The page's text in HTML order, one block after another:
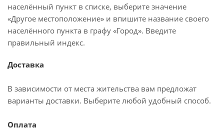
населённый пункт в списке, выберите значение
«Другое местоположение» и впишите название своего
населённого пункта в графу «Город». Введите
правильный индекс.
Доставка
В зависимости от места жительства вам предложат
варианты доставки. Выберите любой удобный способ.
Оплата